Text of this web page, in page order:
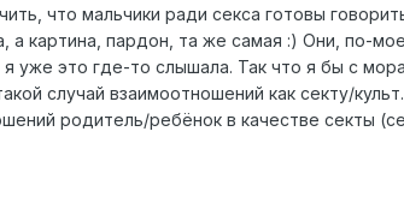
что мальчики ради секса готовы
картина, пардон, та же самая :) Они, по-
уже это где-то слышала. Так что я бы с
случай взаимоотношений как секту/
родитель/ребёнок в качестве секты